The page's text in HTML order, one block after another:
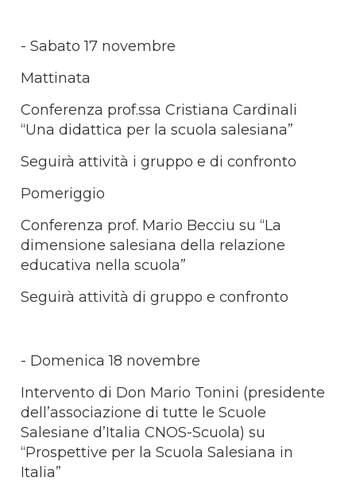
- Sabato 17 novembre
Mattinata
Conferenza prof.ssa Cristiana Cardinali
“Una didattica per la scuola salesiana”
Seguirà attività i gruppo e di confronto
Pomeriggio
Conferenza prof. Mario Becciu su “La
dimensione salesiana della relazione
educativa nella scuola”
Seguirà attività di gruppo e confronto
- Domenica 18 novembre
Intervento di Don Mario Tonini (presidente
dell’associazione di tutte le Scuole
Salesiane d’Italia CNOS-Scuola) su
“Prospettive per la Scuola Salesiana in
Italia”